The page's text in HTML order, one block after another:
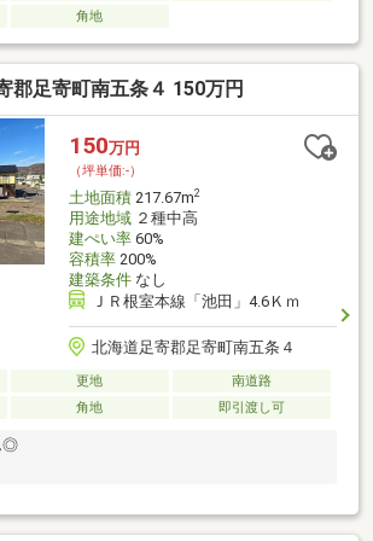
角地
郡足寄町南五条４ 150万円
150万円
（坪単価:-）
土地面積217.67m2
用途地域２種中高
建ぺい率60%
容積率200%
建築条件なし
ＪＲ根室本線「池田」4.6Ｋｍ
北海道足寄郡足寄町南五条４
更地
南道路
角地 即引渡し可
◎